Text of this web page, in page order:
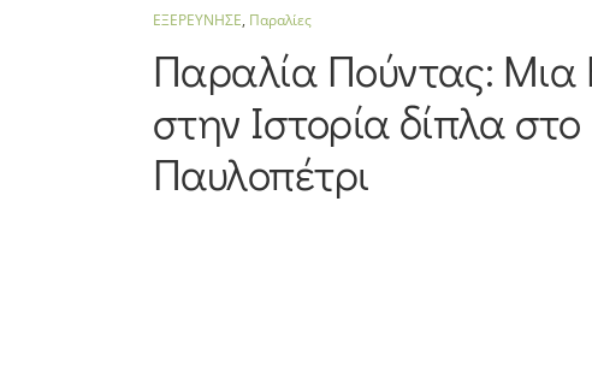
ΕΞΕΡΕΥΝΗΣΕ, Παραλίες
Παραλία Πούντας: Μια
στην Ιστορία δίπλα στο
Παυλοπέτρι